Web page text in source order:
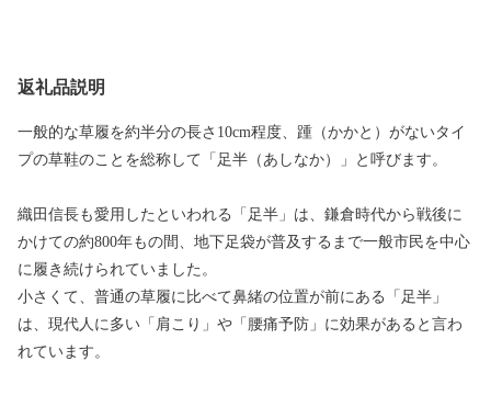
返礼品説明
一般的な草履を約半分の長さ10cm程度、踵（かかと）がないタイ
プの草鞋のことを総称して「足半（あしなか）」と呼びます。
織田信長も愛用したといわれる「足半」は、鎌倉時代から戦後に
かけての約800年もの間、地下足袋が普及するまで一般市民を中心
に履き続けられていました。
小さくて、普通の草履に比べて鼻緒の位置が前にある「足半」
は、現代人に多い「肩こり」や「腰痛予防」に効果があると言わ
れています。